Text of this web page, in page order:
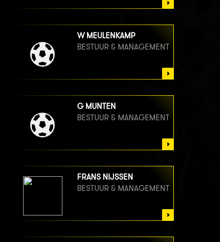
W MEULENKAMP
BESTUUR & MANAGEMENT
G MUNTEN
BESTUUR & MANAGEMENT
FRANS NIJSSEN
BESTUUR & MANAGEMENT